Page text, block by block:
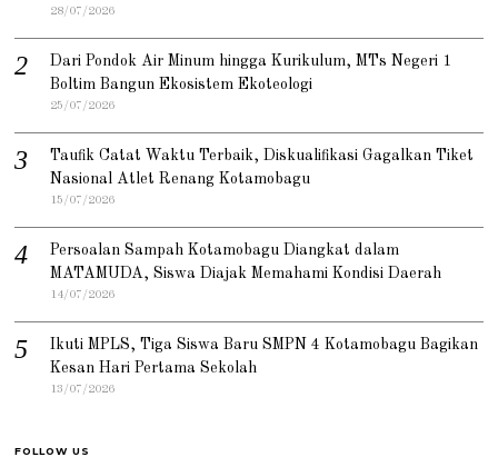
28/07/2026
Dari Pondok Air Minum hingga Kurikulum, MTs Negeri 1
Boltim Bangun Ekosistem Ekoteologi
25/07/2026
Taufik Catat Waktu Terbaik, Diskualifikasi Gagalkan Tiket
Nasional Atlet Renang Kotamobagu
15/07/2026
Persoalan Sampah Kotamobagu Diangkat dalam
MATAMUDA, Siswa Diajak Memahami Kondisi Daerah
14/07/2026
Ikuti MPLS, Tiga Siswa Baru SMPN 4 Kotamobagu Bagikan
Kesan Hari Pertama Sekolah
13/07/2026
FOLLOW US